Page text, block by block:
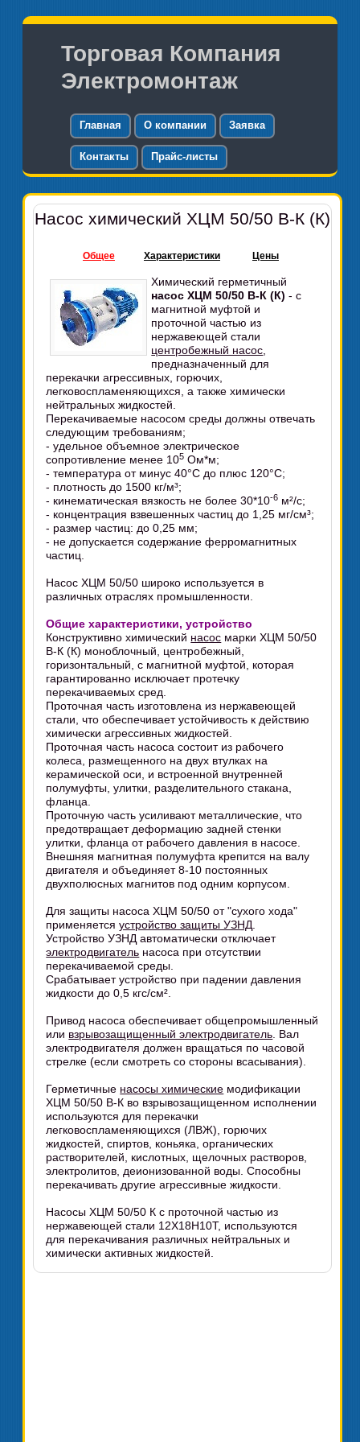
Торговая Компания
Электромонтаж
Главная О компании Заявка
Контакты Прайс-листы
Насос химический ХЦМ 50/50 В-К (К)
Общее Характеристики Цены
Химический герметичный
насос ХЦМ 50/50 В-К (К) - с
магнитной муфтой и
проточной частью из
нержавеющей стали
центробежный насос
предназначенный для
перекачки агрессивных, горючих,
легковоспламеняющихся, а также химически
нейтральных жидкостей.
Перекачиваемые насосом среды должны отвечать
следующим требованиям;
- удельное объемное электрическое
сопротивление менее 105 Ом*м;
- температура от минус 40°C до плюс 120°C;
- плотность до 1500 кг/м³;
- кинематическая вязкость не более 30*10-6 м²/с;
- концентрация взвешенных частиц до 1,25 мг/см³;
- размер частиц: до 0,25 мм;
- не допускается содержание ферромагнитных
частиц.
Насос ХЦМ 50/50 широко используется в
различных отраслях промышленности.
Общие характеристики, устройство
Конструктивно химический насос марки ХЦМ 50/50
В-К (К) моноблочный, центробежный,
горизонтальный, с магнитной муфтой, которая
гарантированно исключает протечку
перекачиваемых сред.
Проточная часть изготовлена из нержавеющей
стали, что обеспечивает устойчивость к действию
химически агрессивных жидкостей.
Проточная часть насоса состоит из рабочего
колеса, размещенного на двух втулках на
керамической оси, и встроенной внутренней
полумуфты, улитки, разделительного стакана,
фланца.
Проточную часть усиливают металлические, что
предотвращает деформацию задней стенки
улитки, фланца от рабочего давления в насосе.
Внешняя магнитная полумуфта крепится на валу
двигателя и объединяет 8-10 постоянных
двухполюсных магнитов под одним корпусом.
Для защиты насоса ХЦМ 50/50 от "сухого хода"
применяетсяустройство защиты УЗНД
Устройство УЗНД автоматически отключает
электродвигатель насоса при отсутствии
перекачиваемой среды.
Срабатывает устройство при падении давления
жидкости до 0,5 кгс/см².
Привод насоса обеспечивает общепромышленный
или взрывозащищенный электродвигатель . Вал
электродвигателя должен вращаться по часовой
стрелке (если смотреть со стороны всасывания).
Герметичные насосы химические модификации
ХЦМ 50/50 В-К во взрывозащищенном исполнении
используются для перекачки
легковоспламеняющихся (ЛВЖ), горючих
жидкостей, спиртов, коньяка, органических
растворителей, кислотных, щелочных растворов,
электролитов, деионизованной воды. Способны
перекачивать другие агрессивные жидкости.
Насосы ХЦМ 50/50 К с проточной частью из
нержавеющей стали 12Х18Н10Т, используются
для перекачивания различных нейтральных и
химически активных жидкостей.